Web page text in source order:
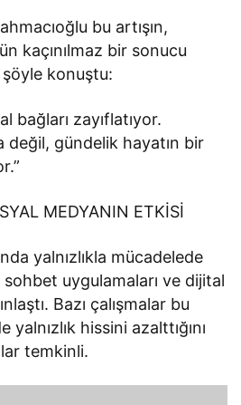
bu artışın,
kaçınılmaz bir sonucu
konuştu:
bağları zayıflatıyor.
değil, gündelik hayatın bir
MEDYANIN ETKİSİ
yalnızlıkla mücadelede
uygulamaları ve dijital
Bazı çalışmalar bu
yalnızlık hissini azalttığını
temkinli.